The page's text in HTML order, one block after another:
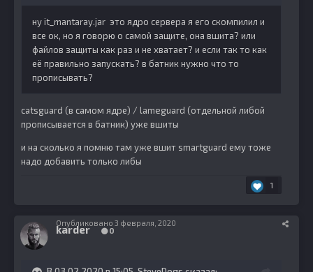
ну it_mantaray.jar это ядро сервера я его скомпилил и
все ок, но я говорю о самой защите, она вшита? или
файлов защиты как раз и не хватает? и если так то как
её правильно запускать? в батник нужно что то
прописывать?
catsguard (в самом ядре) / lameguard (отдельной либой
прописывается в батник) уже вшиты
и на сколько я помню там уже вшит smartguard ему тоже
надо добавить только либы
1
karder 0
Опубликовано 3 февраля, 2020